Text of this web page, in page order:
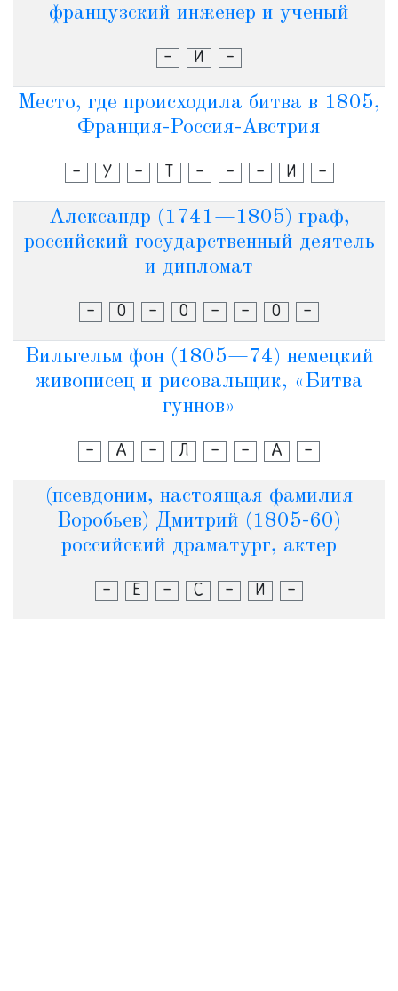
французский инженер и ученый
- И -
Место, где происходила битва в 1805,
Франция-Россия-Австрия
- У - Т - - - И -
Александр (1741—1805) граф,
российский государственный деятель
и дипломат
- О - О - - О -
Вильгельм фон (1805—74) немецкий
живописец и рисовальщик, «Битва
гуннов»
- А - Л - - А -
(псевдоним, настоящая фамилия
Воробьев) Дмитрий (1805-60)
российский драматург, актер
- Е - С - И -